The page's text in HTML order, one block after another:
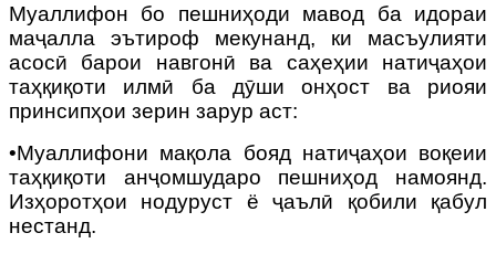
Муаллифон бо пешниҳоди мавод ба идораи
маҷалла эътироф мекунанд, ки масъулияти
асосӣ барои навгонӣ ва саҳеҳии натиҷаҳои
таҳқиқоти илмӣ ба дӯши онҳост ва риояи
принсипҳои зерин зарур аст:
•Муаллифони мақола бояд натиҷаҳои воқеии
таҳқиқоти анҷомшударо пешниҳод намоянд.
Изҳоротҳои нодуруст ё ҷаълӣ қобили қабул
нестанд.